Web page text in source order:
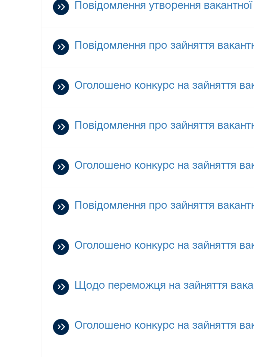
Повідомлення утворення
Повідомлення про зайняття
Оголошено конкурс на зайняття
Повідомлення про зайняття
Оголошено конкурс на зайняття
Повідомлення про зайняття
Оголошено конкурс на зайняття
Щодо переможця на зайняття
Оголошено конкурс на зайняття